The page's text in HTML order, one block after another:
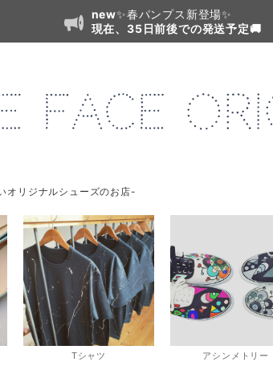
new✨春パンプス新登場✨
現在、35日前後での発送予定🚚
オリジナルシューズのお店-
Tシャツ アシンメトリー